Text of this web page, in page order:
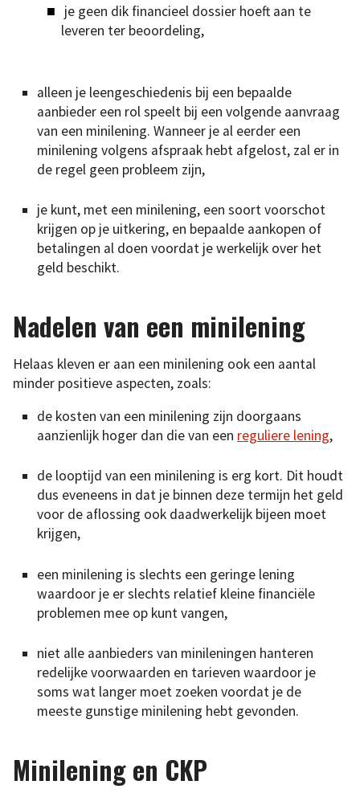
je geen dik financieel dossier hoeft aan te
leveren ter beoordeling,
alleen je leengeschiedenis bij een bepaalde
aanbieder een rol speelt bij een volgende aanvraag
van een minilening. Wanneer je al eerder een
minilening volgens afspraak hebt afgelost, zal er in
de regel geen probleem zijn,
je kunt, met een minilening, een soort voorschot
krijgen op je uitkering, en bepaalde aankopen of
betalingen al doen voordat je werkelijk over het
geld beschikt.
Nadelen van een minilening
Helaas kleven er aan een minilening ook een aantal
minder positieve aspecten, zoals:
de kosten van een minilening zijn doorgaans
aanzienlijk hoger dan die van een reguliere lening,
de looptijd van een minilening is erg kort. Dit houdt
dus eveneens in dat je binnen deze termijn het geld
voor de aflossing ook daadwerkelijk bijeen moet
krijgen,
een minilening is slechts een geringe lening
waardoor je er slechts relatief kleine financiële
problemen mee op kunt vangen,
niet alle aanbieders van minileningen hanteren
redelijke voorwaarden en tarieven waardoor je
soms wat langer moet zoeken voordat je de
meeste gunstige minilening hebt gevonden.
Minilening en CKP